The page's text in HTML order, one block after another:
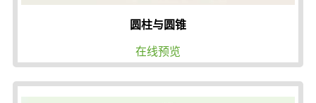
圆柱与圆锥
在线预览